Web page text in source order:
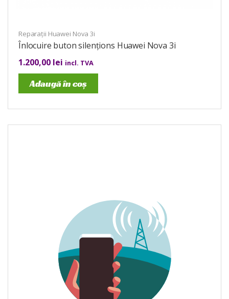
Reparații Huawei Nova 3i
Înlocuire buton silențions Huawei Nova 3i
1.200,00 lei incl. TVA
Adaugă în coș